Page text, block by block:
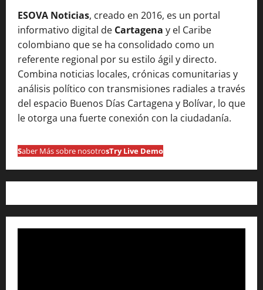
ESOVA Noticias, creado en 2016, es un portal
informativo digital de Cartagena y el Caribe
colombiano que se ha consolidado como un
referente regional por su estilo ágil y directo.
Combina noticias locales, crónicas comunitarias y
análisis político con transmisiones radiales a través
del espacio Buenos Días Cartagena y Bolívar, lo que
le otorga una fuerte conexión con la ciudadanía.
Saber Más sobre nosotrosTry Live Demo